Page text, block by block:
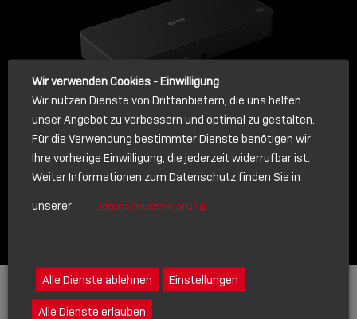
Wir verwenden Cookies - Einwilligung
Wir nutzen Dienste von Drittanbietern, die uns helfen
unser Angebot zu verbessern und optimal zu gestalten.
Für die Verwendung bestimmter Dienste benötigen wir
Ihre vorherige Einwilligung, die jederzeit widerrufbar ist.
Weiter Informationen zum Datenschutz finden Sie in
unserer
Datenschutzerklärung
Alle Dienste ablehnen Einstellungen
Alle Dienste erlauben